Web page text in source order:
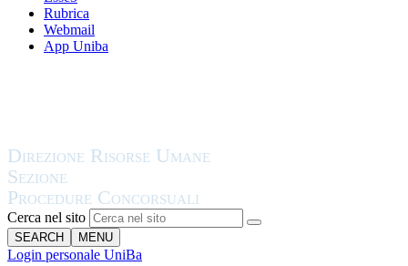
Rubrica
Webmail
App Uniba
Cerca nel sito
SEARCH MENU
Login personale UniBa